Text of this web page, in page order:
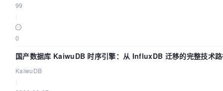
99
0
国产数据库 KaiwuDB 时序引擎：从 InfluxDB 迁移的完整技术
KaiwuDB